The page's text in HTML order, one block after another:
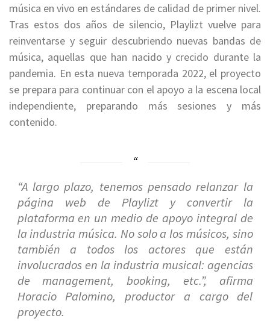
música en vivo en estándares de calidad de primer nivel.
Tras estos dos años de silencio, Playlizt vuelve para
reinventarse y seguir descubriendo nuevas bandas de
música, aquellas que han nacido y crecido durante la
pandemia. En esta nueva temporada 2022, el proyecto
se prepara para continuar con el apoyo a la escena local
independiente, preparando más sesiones y más
contenido.
“A largo plazo, tenemos pensado relanzar la
página web de Playlizt y convertir la
plataforma en un medio de apoyo integral de
la industria música. No solo a los músicos, sino
también a todos los actores que están
involucrados en la industria musical: agencias
de management, booking, etc.”, afirma
Horacio Palomino, productor a cargo del
proyecto.